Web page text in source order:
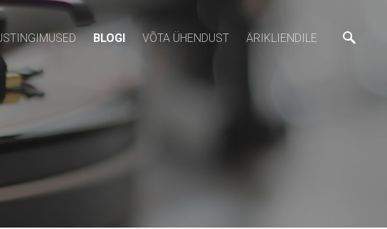
BLOGI VÕTA ÜHENDUST ÄRIKLIENDILE